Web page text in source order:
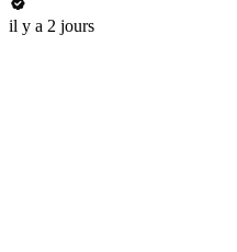
il y a 2 jours